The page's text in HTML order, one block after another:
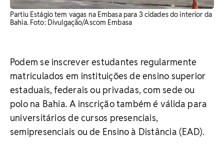
Partiu Estágio tem vagas na Embasa para 3 cidades do interior da
Bahia. Foto: Divulgação/Ascom Embasa
Podem se inscrever estudantes regularmente
matriculados em instituições de ensino superior
estaduais, federais ou privadas, com sede ou
polo na Bahia. A inscrição também é válida para
universitários de cursos presenciais,
semipresenciais ou de Ensino à Distância (EAD).